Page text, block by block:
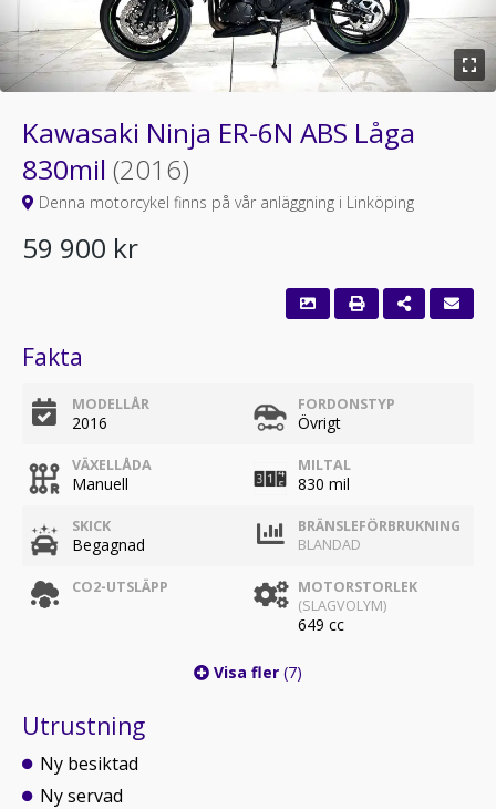
Kawasaki Ninja ER-6N ABS Låga
830mil (2016)
Denna motorcykel finns på vår anläggning i Linköping
59 900 kr
Fakta
MODELLÅR
2016
FORDONSTYP
Övrigt
VÄXELLÅDA
Manuell
MILTAL
830 mil
SKICK
Begagnad
BRÄNSLEFÖRBRUKNING
BLANDAD
CO2-UTSLÄPP
MOTORSTORLEK
(SLAGVOLYM)
649 cc
Visa fler (7)
Utrustning
Ny besiktad
Ny servad